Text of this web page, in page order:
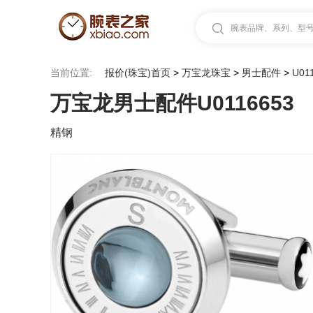
腕表品牌、系列、型
当前位置: 报价(珠宝)首页 > 万宝龙珠宝 > 男士配件 >
万宝龙男士配件U0116653
精钢